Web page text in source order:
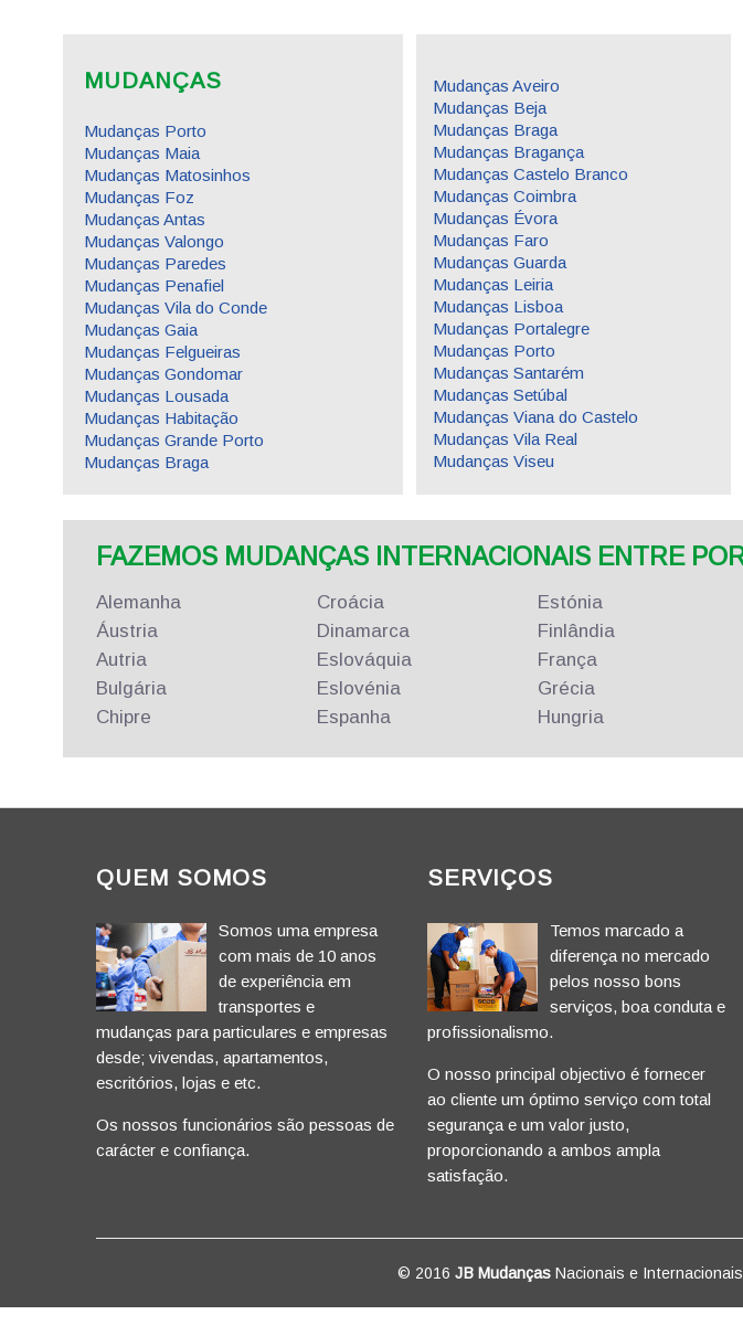
MUDANÇAS
Mudanças Porto
Mudanças Maia
Mudanças Matosinhos
Mudanças Foz
Mudanças Antas
Mudanças Valongo
Mudanças Paredes
Mudanças Penafiel
Mudanças Vila do Conde
Mudanças Gaia
Mudanças Felgueiras
Mudanças Gondomar
Mudanças Lousada
Mudanças Habitação
Mudanças Grande Porto
Mudanças Braga
Mudanças Aveiro
Mudanças Beja
Mudanças Braga
Mudanças Bragança
Mudanças Castelo Branco
Mudanças Coimbra
Mudanças Évora
Mudanças Faro
Mudanças Guarda
Mudanças Leiria
Mudanças Lisboa
Mudanças Portalegre
Mudanças Porto
Mudanças Santarém
Mudanças Setúbal
Mudanças Viana do Castelo
Mudanças Vila Real
Mudanças Viseu
FAZEMOS MUDANÇAS INTERNACIONAIS ENTRE
Alemanha
Áustria
Autria
Bulgária
Chipre
Croácia
Dinamarca
Eslováquia
Eslovénia
Espanha
Estónia
Finlândia
França
Grécia
Hungria
QUEM SOMOS
Somos uma empresa
com mais de 10 anos
de experiência em
transportes e
mudanças para particulares e empresas
desde; vivendas, apartamentos,
escritórios, lojas e etc.
Os nossos funcionários são pessoas de
carácter e confiança.
SERVIÇOS
Temos marcado a
diferença no mercado
pelos nosso bons
serviços, boa conduta e
profissionalismo.
O nosso principal objectivo é fornecer
ao cliente um óptimo serviço com total
segurança e um valor justo,
proporcionando a ambos ampla
satisfação.
© 2016JB MudançasNacionais e